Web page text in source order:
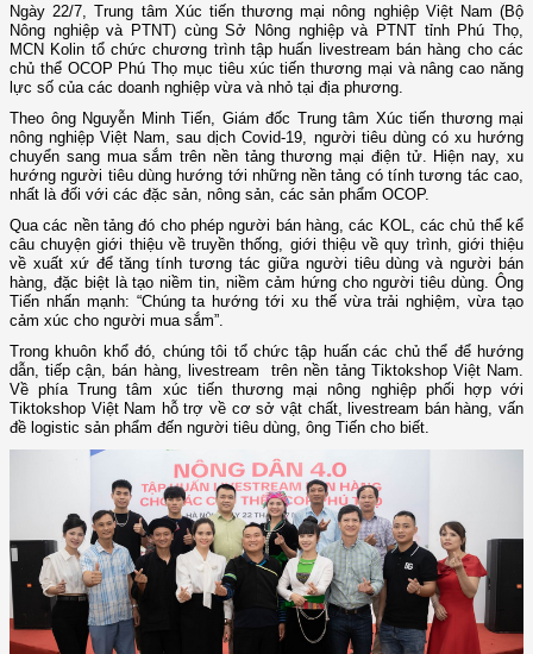
Ngày 22/7, Trung tâm Xúc tiến thương mại nông nghiệp Việt Nam (Bộ
Nông nghiệp và PTNT) cùng Sở Nông nghiệp và PTNT tỉnh Phú Thọ,
MCN Kolin tổ chức chương trình tập huấn livestream bán hàng cho các
chủ thể OCOP Phú Thọ mục tiêu xúc tiến thương mại và nâng cao năng
lực số của các doanh nghiệp vừa và nhỏ tại địa phương.
Theo ông Nguyễn Minh Tiến, Giám đốc Trung tâm Xúc tiến thương mại
nông nghiệp Việt Nam, sau dịch Covid-19, người tiêu dùng có xu hướng
chuyển sang mua sắm trên nền tảng thương mại điện tử. Hiện nay, xu
hướng người tiêu dùng hướng tới những nền tảng có tính tương tác cao,
nhất là đối với các đặc sản, nông sản, các sản phẩm OCOP.
Qua các nền tảng đó cho phép người bán hàng, các KOL, các chủ thể kể
câu chuyện giới thiệu về truyền thống, giới thiệu về quy trình, giới thiệu
về xuất xứ để tăng tính tương tác giữa người tiêu dùng và người bán
hàng, đặc biệt là tạo niềm tin, niềm cảm hứng cho người tiêu dùng. Ông
Tiến nhấn mạnh: “Chúng ta hướng tới xu thế vừa trải nghiệm, vừa tạo
cảm xúc cho người mua sắm”.
Trong khuôn khổ đó, chúng tôi tổ chức tập huấn các chủ thể để hướng
dẫn, tiếp cận, bán hàng, livestream trên nền tảng Tiktokshop Việt Nam.
Về phía Trung tâm xúc tiến thương mại nông nghiệp phối hợp với
Tiktokshop Việt Nam hỗ trợ về cơ sở vật chất, livestream bán hàng, vấn
đề logistic sản phẩm đến người tiêu dùng, ông Tiến cho biết.